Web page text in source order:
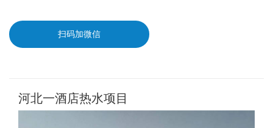
扫码加微信
河北一酒店热水项目